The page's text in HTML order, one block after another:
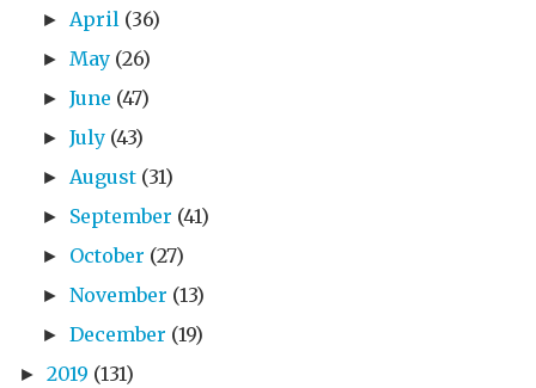
► April (36)
► May (26)
►June (47)
►July (43)
► August (31)
► September (41)
► October (27)
►November (13)
►December (19)
► 2019 (131)